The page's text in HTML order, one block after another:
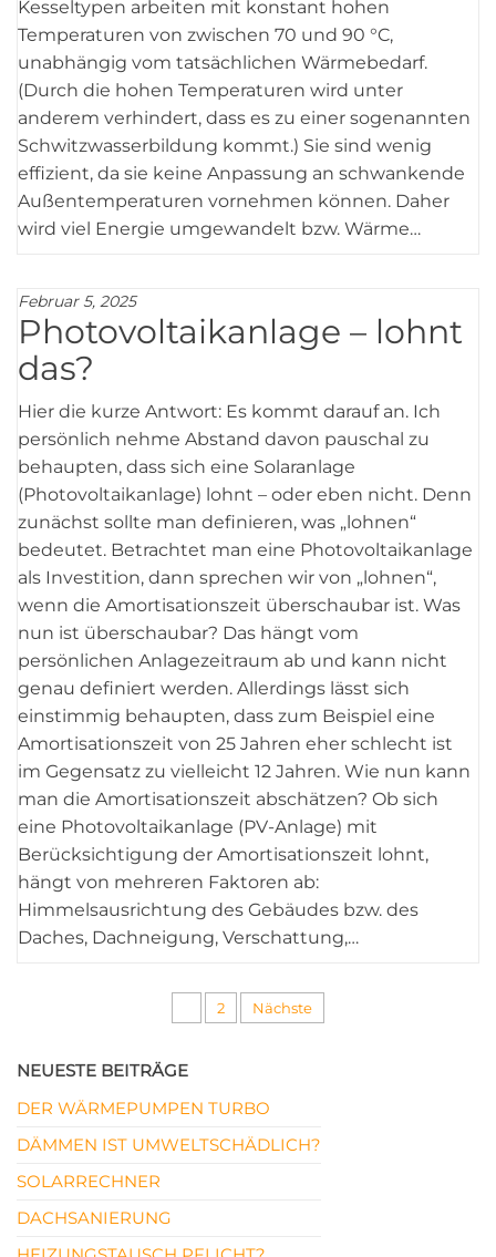
Kesseltypen arbeiten mit konstant hohen
Temperaturen von zwischen 70 und 90 °C,
unabhängig vom tatsächlichen Wärmebedarf.
(Durch die hohen Temperaturen wird unter
anderem verhindert, dass es zu einer sogenannten
Schwitzwasserbildung kommt.) Sie sind wenig
effizient, da sie keine Anpassung an schwankende
Außentemperaturen vornehmen können. Daher
wird viel Energie umgewandelt bzw. Wärme…
Februar 5, 2025
Photovoltaikanlage – lohnt
das?
Hier die kurze Antwort: Es kommt darauf an. Ich
persönlich nehme Abstand davon pauschal zu
behaupten, dass sich eine Solaranlage
(Photovoltaikanlage) lohnt – oder eben nicht. Denn
zunächst sollte man definieren, was „lohnen“
bedeutet. Betrachtet man eine Photovoltaikanlage
als Investition, dann sprechen wir von „lohnen“,
wenn die Amortisationszeit überschaubar ist. Was
nun ist überschaubar? Das hängt vom
persönlichen Anlagezeitraum ab und kann nicht
genau definiert werden. Allerdings lässt sich
einstimmig behaupten, dass zum Beispiel eine
Amortisationszeit von 25 Jahren eher schlecht ist
im Gegensatz zu vielleicht 12 Jahren. Wie nun kann
man die Amortisationszeit abschätzen? Ob sich
eine Photovoltaikanlage (PV-Anlage) mit
Berücksichtigung der Amortisationszeit lohnt,
hängt von mehreren Faktoren ab:
Himmelsausrichtung des Gebäudes bzw. des
Daches, Dachneigung, Verschattung,…
Seitennummerierung
Beiträge
2 Nächste
NEUESTE BEITRÄGE
DER WÄRMEPUMPEN TURBO
DÄMMEN IST UMWELTSCHÄDLICH?
SOLARRECHNER
DACHSANIERUNG